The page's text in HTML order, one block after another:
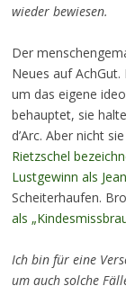
wieder bewiesen.
Der
Neues auf
um das eigene
behauptet, sie
d’Arc. Aber nicht
Rietzschel
Lustgewinn als
Scheiterhaufen.
als
Ich bin für eine
um auch solche